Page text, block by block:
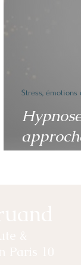
corps et
Stress, émotions